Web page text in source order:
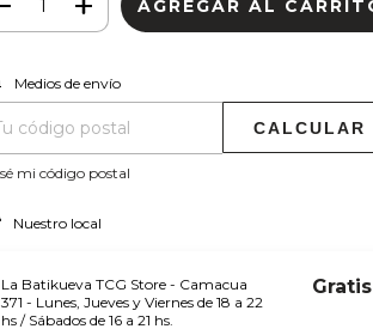
para el CP:
Medios de envío
CALCULAR
mi código postal
Nuestro local
La Batikueva TCG Store - Camacua
371 - Lunes, Jueves y Viernes de 18 a 22
hs / Sábados de 16 a 21 hs.
Gratis